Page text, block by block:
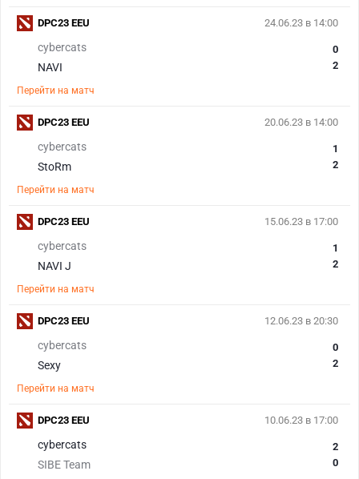
24.06.23 в 14:00
cybercats
NAVI
0
2
Перейти на матч
DPC23 EEU
20.06.23 в 14:00
cybercats
StoRm
1
2
Перейти на матч
DPC23 EEU
15.06.23 в 17:00
cybercats
NAVI J
1
2
Перейти на матч
DPC23 EEU
12.06.23 в 20:30
cybercats
Sexy
0
2
Перейти на матч
DPC23 EEU
10.06.23 в 17:00
cybercats
SIBE Team
2
0
DPC23 EEU